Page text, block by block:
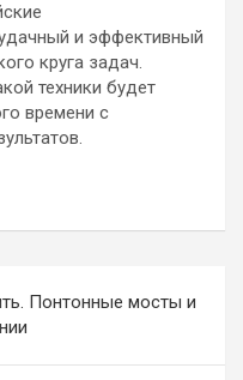
и эффективный
круга задач.
техники будет
времени с
Понтонные мосты и